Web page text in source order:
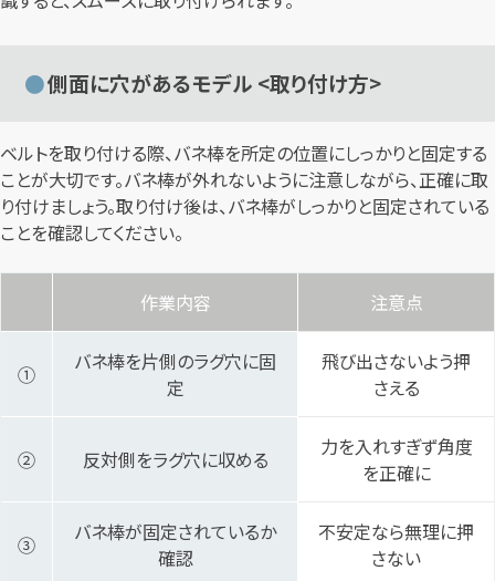
側面に穴があるモデル <取り付け方>
ベルトを取り付ける際、バネ棒を所定の位置にしっかりと固定する
ことが大切です。バネ棒が外れないように注意しながら、正確に取
り付けましょう。取り付け後は、バネ棒がしっかりと固定されている
ことを確認してください。
作業内容 注意点
①
バネ棒を片側のラグ穴に固
定
飛び出さないよう押
さえる
② 反対側をラグ穴に収める
力を入れすぎず角度
を正確に
③
バネ棒が固定されているか
確認
不安定なら無理に押
さない